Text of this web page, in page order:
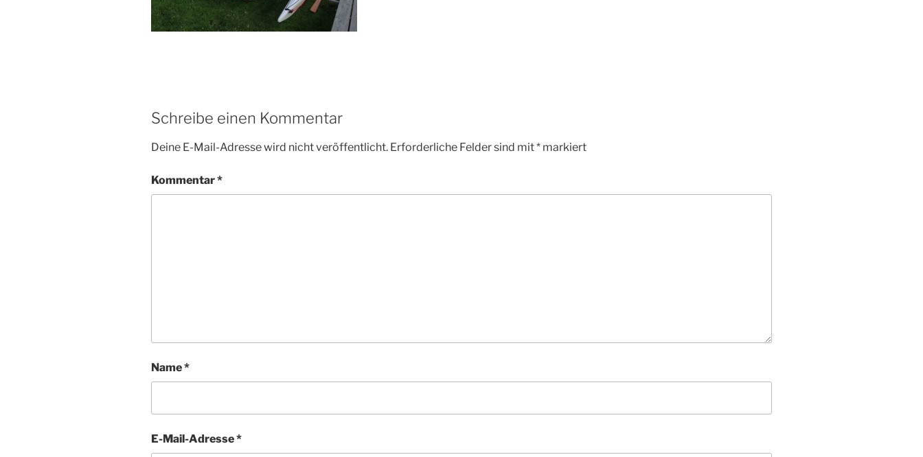
Schreibe einen Kommentar
Deine E-Mail-Adresse wird nicht veröffentlicht. Erforderliche Felder sind mit* markiert
Kommentar*
Name*
E-Mail-Adresse*